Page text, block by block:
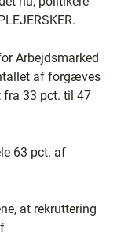
Arbejdsmarked
af forgæves
fra 33 pct. til 47
63 pct. af
at rekruttering